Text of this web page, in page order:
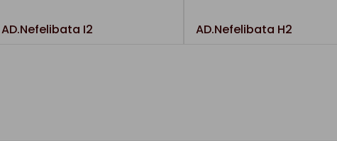
AD.Nefelibata I2 AD.Nefelibata H2